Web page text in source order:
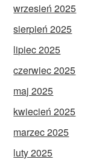
wrzesień 2025
sierpień 2025
lipiec 2025
czerwiec 2025
maj 2025
kwiecień 2025
marzec 2025
luty 2025